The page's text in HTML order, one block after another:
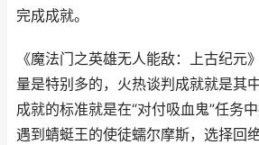
完成成就。
《魔法门之英雄无人能敌：上古纪元
量是特别多的，火热谈判成就就是其
成就的标准就是在“对付吸血鬼”任务
遇到蜻蜓王的使徒蠕尔摩斯，选择回